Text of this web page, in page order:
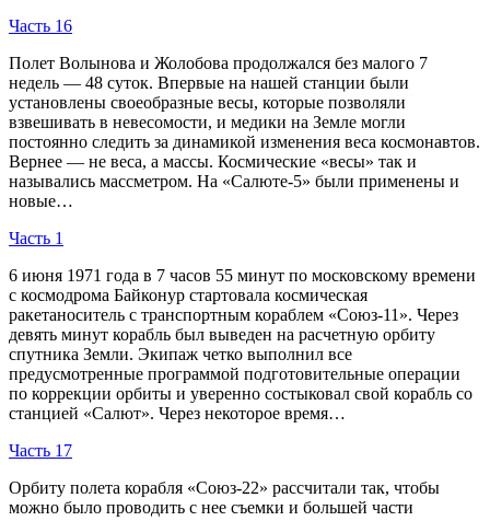
Часть 16
Полет Волынова и Жолобова продолжался без малого 7
недель — 48 суток. Впервые на нашей станции были
установлены своеобразные весы, которые позволяли
взвешивать в невесомости, и медики на Земле могли
постоянно следить за динамикой изменения веса космонавтов.
Вернее — не веса, а массы. Космические «весы» так и
назывались массметром. На «Салюте-5» были применены и
новые…
Часть 1
6 июня 1971 года в 7 часов 55 минут по московскому времени
с космодрома Байконур стартовала космическая
ракетаноситель с транспортным кораблем «Союз-11». Через
девять минут корабль был выведен на расчетную орбиту
спутника Земли. Экипаж четко выполнил все
предусмотренные программой подготовительные операции
по коррекции орбиты и уверенно состыковал свой корабль со
станцией «Салют». Через некоторое время…
Часть 17
Орбиту полета корабля «Союз-22» рассчитали так, чтобы
можно было проводить с нее съемки и большей части